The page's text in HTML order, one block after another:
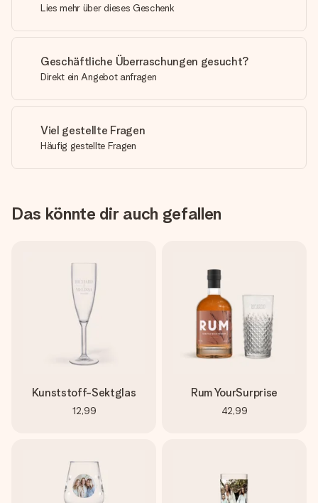
Lies mehr über dieses Geschenk
Geschäftliche Überraschungen gesucht?
Direkt ein Angebot anfragen
Viel gestellte Fragen
Häufig gestellte Fragen
Das könnte dir auch gefallen
Kunststoff-Sektglas
12,99
Rum YourSurprise
42,99